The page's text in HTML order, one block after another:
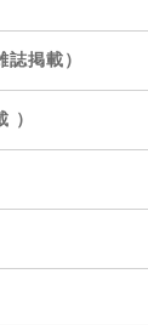
掲載）
）